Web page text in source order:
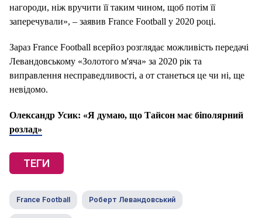
нагороди, ніж вручити її таким чином, щоб потім її
заперечували», – заявив France Football у 2020 році.
Зараз France Football всерйоз розглядає можливість передачі
Левандовському «Золотого м'яча» за 2020 рік та
виправлення несправедливості, а от станеться це чи ні, ще
невідомо.
Олександр Усик: «Я думаю, що Тайсон має біполярний
розлад»
ТЕГИ
France Football Роберт Левандовський